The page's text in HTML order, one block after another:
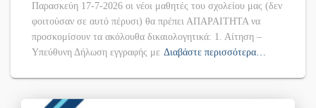
Παρασκεύη 17-7-2026 οι νέοι μαθητές του σχολείου μας (δεν
φοιτούσαν σε αυτό πέρυσι) θα πρέπει ΑΠΑΡΑΙΤΗΤΑ να
προσκομίσουν τα ακόλουθα δικαιολογητικά: 1. Αίτηση –
Υπεύθυνη Δήλωση εγγραφής με Διαβάστε περισσότερα…